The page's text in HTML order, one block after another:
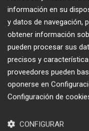
Moncada III -
un parque
óptima del
de este Plan
alto valor
información en su
y datos de navegación,
obtener información
pueden procesar sus
precisos y
proveedores pueden
oponerse en
Configuración de
CONFIGURAR